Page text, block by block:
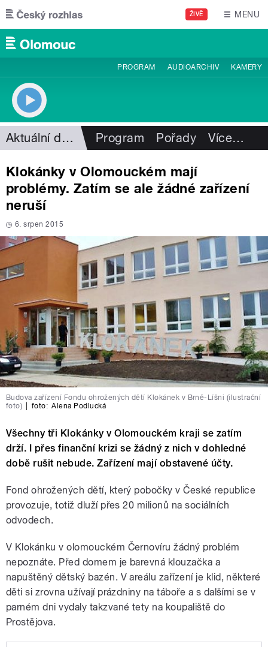
Přejít k hlavnímu obsahu
ŽIVĚ MENU
PROGRAM AUDIOARCHIV KAMERY
Aktuální dění Program Pořady Více…
Klokánky v Olomouckém mají
problémy. Zatím se ale žádné zařízení
neruší
6. srpen 2015
Budova zařízení Fondu ohrožených dětí Klokánek v Brně-Líšni (ilustrační
foto)
foto: Alena Podlucká
Všechny tři Klokánky v Olomouckém kraji se zatím
drží. I přes finanční krizi se žádný z nich v dohledné
době rušit nebude. Zařízení mají obstavené účty.
Fond ohrožených dětí, který pobočky v České republice
provozuje, totiž dluží přes 20 milionů na sociálních
odvodech.
V Klokánku v olomouckém Černovíru žádný problém
nepoznáte. Před domem je barevná klouzačka a
napuštěný dětský bazén. V areálu zařízení je klid, některé
děti si zrovna užívají prázdniny na táboře a s dalšími se v
parném dni vydaly takzvané tety na koupaliště do
Prostějova.